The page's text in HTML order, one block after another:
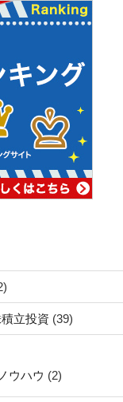
立投資 (39)
ウハウ (2)